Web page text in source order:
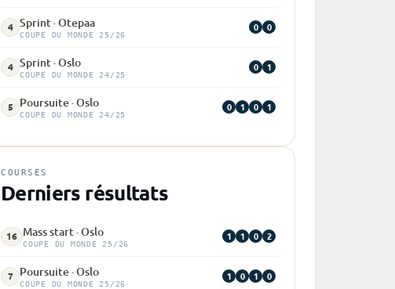
4 Sprint · Otepaa
COUPE DU MONDE 25/26
0 0
4 Sprint · Oslo
COUPE DU MONDE 24/25
0 1
5 Poursuite · Oslo
COUPE DU MONDE 24/25
0 1 0 1
COURSES
Derniers résultats
16 Mass start · Oslo
COUPE DU MONDE 25/26
1 1 0 2
7 Poursuite · Oslo
COUPE DU MONDE 25/26
1 0 1 0